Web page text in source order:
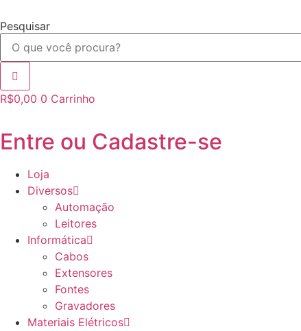
para
conteúdo
Pesquisar
R$0,00 0 Carrinho
Entre ou Cadastre-se
Loja
Diversos
Automação
Leitores
Informática
Cabos
Extensores
Fontes
Gravadores
Materiais Elétricos